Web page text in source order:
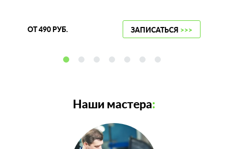
ОТ 490 РУБ. ЗАПИСАТЬСЯ >>>
Наши мастера: